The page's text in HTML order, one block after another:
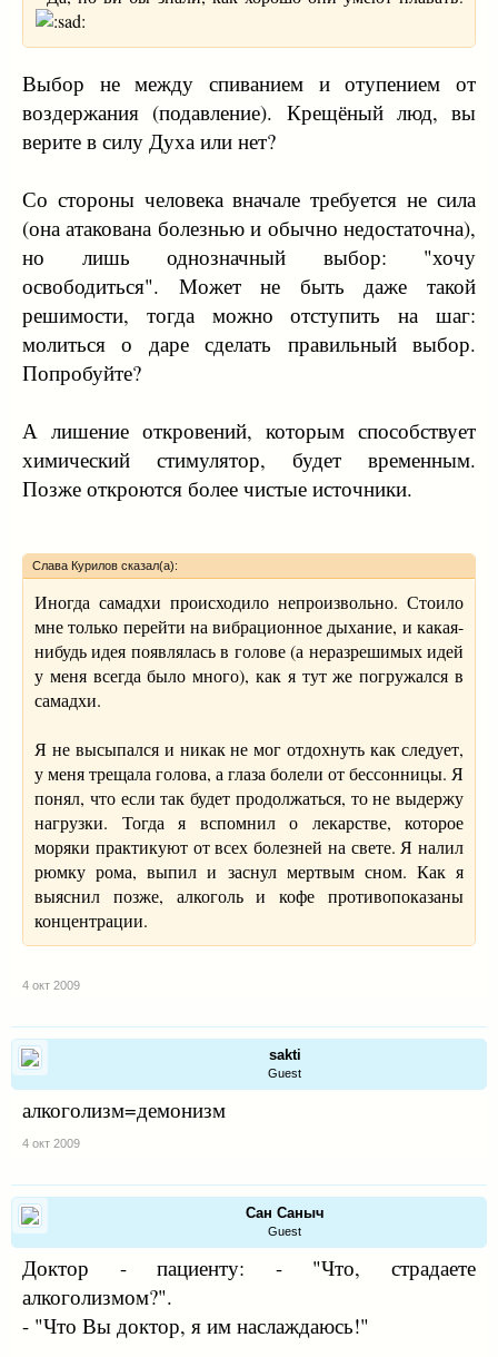
Выбор не между спиванием и отупением от
воздержания (подавление). Крещёный люд, вы
верите в силу Духа или нет?
Со стороны человека вначале требуется не сила
(она атакована болезнью и обычно недостаточна),
но лишь однозначный выбор: "хочу
освободиться". Может не быть даже такой
решимости, тогда можно отступить на шаг:
молиться о даре сделать правильный выбор.
Попробуйте?
А лишение откровений, которым способствует
химический стимулятор, будет временным.
Позже откроются более чистые источники.
Слава Курилов сказал(а):
Иногда самадхи происходило непроизвольно. Стоило
мне только перейти на вибрационное дыхание, и какая-
нибудь идея появлялась в голове (а неразрешимых идей
у меня всегда было много), как я тут же погружался в
самадхи.
Я не высыпался и никак не мог отдохнуть как следует,
у меня трещала голова, а глаза болели от бессонницы. Я
понял, что если так будет продолжаться, то не выдержу
нагрузки. Тогда я вспомнил о лекарстве, которое
моряки практикуют от всех болезней на свете. Я налил
рюмку рома, выпил и заснул мертвым сном. Как я
выяснил позже, алкоголь и кофе противопоказаны
концентрации.
4 окт 2009
sakti
Guest
алкоголизм=демонизм
4 окт 2009
Сан Саныч
Guest
Доктор - пациенту: - "Что, страдаете
алкоголизмом?".
- "Что Вы доктор, я им наслаждаюсь!"